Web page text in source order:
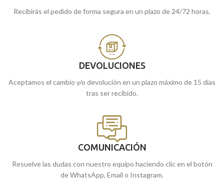
Recibirás el pedido de forma segura en un plazo de 24/72 horas.
DEVOLUCIONES
Aceptamos el cambio y/o devolución en un plazo máximo de 15 días
tras ser recibido.
COMUNICACIÓN
Resuelve las dudas con nuestro equipo haciendo clic en el botón
de WhatsApp, Email o Instagram.